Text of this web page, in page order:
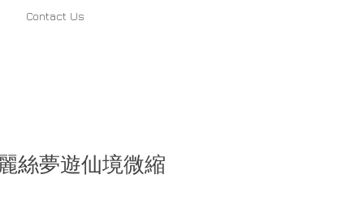
Contact Us
絲夢遊仙境微縮